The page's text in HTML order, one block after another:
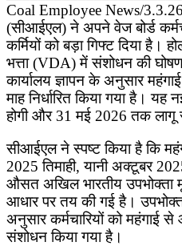
Coal Employee News/
(सीआईएल) ने अपने वेज बोर्ड
कर्मियों को बड़ा गिफ्ट दिया है।
भत्ता (VDA) में संशोधन की
कार्यालय ज्ञापन के अनुसार
माह निर्धारित किया गया है। यह
होगी और 31 मई 2026 तक लागू
सीआईएल ने स्पष्ट किया है कि
2025 तिमाही, यानी अक्टूबर
औसत अखिल भारतीय
आधार पर तय की गई है।
अनुसार कर्मचारियों को महंगाई
संशोधन किया गया है।